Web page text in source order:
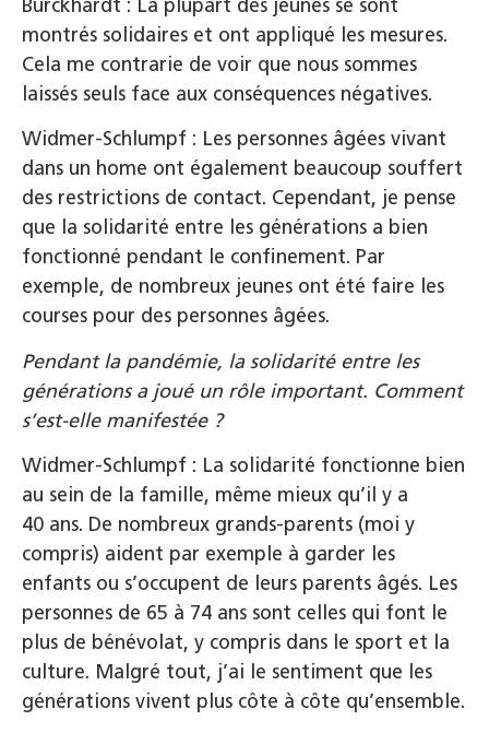
Burckhardt : La plupart des jeunes se sont
montrés solidaires et ont appliqué les mesures.
Cela me contrarie de voir que nous sommes
laissés seuls face aux conséquences négatives.
Widmer-Schlumpf : Les personnes âgées vivant
dans un home ont également beaucoup souffert
des restrictions de contact. Cependant, je pense
que la solidarité entre les générations a bien
fonctionné pendant le confinement. Par
exemple, de nombreux jeunes ont été faire les
courses pour des personnes âgées.
Pendant la pandémie, la solidarité entre les
générations a joué un rôle important. Comment
s’est-elle manifestée ?
Widmer-Schlumpf : La solidarité fonctionne bien
au sein de la famille, même mieux qu’il y a
40 ans. De nombreux grands-parents (moi y
compris) aident par exemple à garder les
enfants ou s’occupent de leurs parents âgés. Les
personnes de 65 à 74 ans sont celles qui font le
plus de bénévolat, y compris dans le sport et la
culture. Malgré tout, j’ai le sentiment que les
générations vivent plus côte à côte qu’ensemble.